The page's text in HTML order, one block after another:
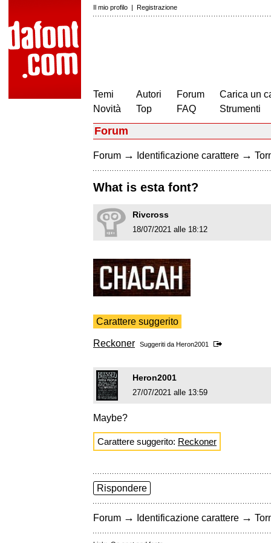
Il mio profilo | Registrazione
Temi
Novità
Autori
Top
Forum
FAQ
Carica un
Strumenti
Forum
Forum → Identificazione carattere →
What is esta font?
Rivcross
18/07/2021 alle 18:12
Carattere suggerito
Reckoner Suggeriti da Heron2001
Heron2001
27/07/2021 alle 13:59
Maybe?
Carattere suggerito: Reckoner
Rispondere
Forum → Identificazione carattere →